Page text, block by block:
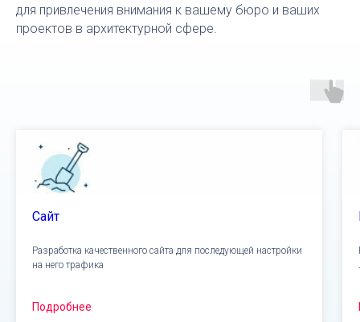
для привлечения внимания к вашему бюро и ваших
проектов в архитектурной сфере.
Сайт
Разработка качественного сайта для последующей настройки
на него трафика
Подробнее